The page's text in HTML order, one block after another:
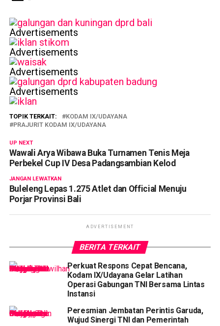
Advertisements
Advertisements
Advertisements
Advertisements
TOPIK TERKAIT:
KODAM IX/UDAYANA
PRAJURIT KODAM IX/UDAYANA
UP NEXT
Wawali Arya Wibawa Buka Turnamen Tenis Meja
Perbekel Cup IV Desa Padangsambian Kelod
JANGAN LEWATKAN
Buleleng Lepas 1.275 Atlet dan Official Menuju
Porjar Provinsi Bali
ADVERTISEMENT
BERITA TERKAIT
Perkuat Respons Cepat Bencana,
Kodam IX/Udayana Gelar Latihan
Operasi Gabungan TNI Bersama Lintas
Instansi
Peresmian Jembatan Perintis Garuda,
Wujud Sinergi TNI dan Pemerintah